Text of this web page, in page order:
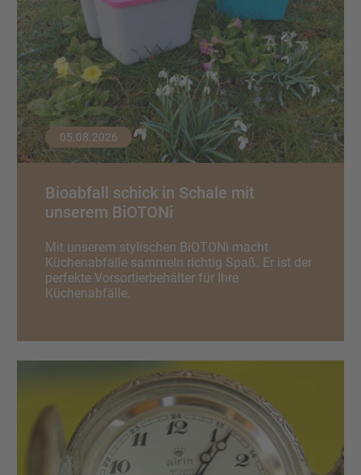
Wertstofftonne
Altglas
Wertstoffsammelstelle
Problemabfall
Sonstige Abfälle
Schadens-/Verlustmeldung
Windelzuschuss
Nachtspeicheröfen
Photovoltaikmodule
Behältergrössen
Private Entsorgungsunternehmen
Gebrauchtwaren
Tonnenknigge
Augsburger Land Becher
Mitarbeiter
Kontakt
Häufige Fragen
05.08.2026
Bioabfall schick in Schale mit
unserem BiOTONi
Mit unserem stylischen BiOTONi macht
Küchenabfälle sammeln richtig Spaß. Er ist der
perfekte Vorsortierbehälter für Ihre
Küchenabfälle.